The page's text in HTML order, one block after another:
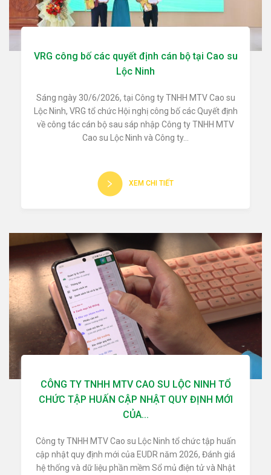
VRG công bố các quyết định cán bộ tại Cao su
Lộc Ninh
Sáng ngày 30/6/2026, tại Công ty TNHH MTV Cao su
Lộc Ninh, VRG tổ chức Hội nghị công bố các Quyết định
về công tác cán bộ sau sáp nhập Công ty TNHH MTV
Cao su Lộc Ninh và Công ty...
XEM CHI TIẾT
CÔNG TY TNHH MTV CAO SU LỘC NINH TỔ
CHỨC TẬP HUẤN CẬP NHẬT QUY ĐỊNH MỚI
CỦA...
Công ty TNHH MTV Cao su Lộc Ninh tổ chức tập huấn
cập nhật quy định mới của EUDR năm 2026, Đánh giá
hệ thống và dữ liệu phần mềm Sổ mủ điện tử và Nhật